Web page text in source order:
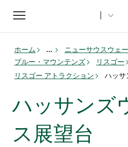
Toggle
navigation
ホーム ...
ニューサウスウェ
ブルー・マウンテンズ
リスゴー
リスゴー アトラクション
ハッサ
ハッサンズ
ス展望台